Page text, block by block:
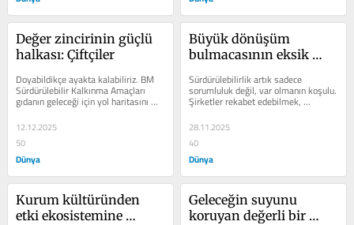
Değer zincirinin güçlü
halkası: Çiftçiler
Doyabildikçe ayakta kalabiliriz. BM
Sürdürülebilir Kalkınma Amaçları
gıdanın geleceği için yol haritasını
sunu­yor. İklim krizinin...
12.12.2025
50
Dünya
Büyük dönüşüm
bulmacasının eksik
Sürdürülebilirlik artık sadece
sorumluluk değil, var olmanın koşulu.
Şirketler rekabet edebilmek,
regülasyonlara uyabilmek, yatırım
ve...
28.11.2025
40
Dünya
Kurum kültüründen
etki ekosistemine
Geleceğin suyunu
koruyan değerli bir